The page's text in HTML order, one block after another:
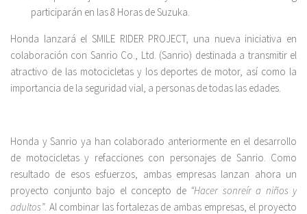
participarán en las 8 Horas de Suzuka.
Honda lanzará el SMILE RIDER PROJECT, una nueva iniciativa en
colaboración con Sanrio Co., Ltd. (Sanrio) destinada a transmitir el
atractivo de las motocicletas y los deportes de motor, así como la
importancia de la seguridad vial, a personas de todas las edades.
Honda y Sanrio ya han colaborado anteriormente en el desarrollo
de motocicletas y refacciones con personajes de Sanrio. Como
resultado de esos esfuerzos, ambas empresas lanzan ahora un
proyecto conjunto bajo el concepto de “Hacer sonreír a niños y
adultos”. Al combinar las fortalezas de ambas empresas, el proyecto